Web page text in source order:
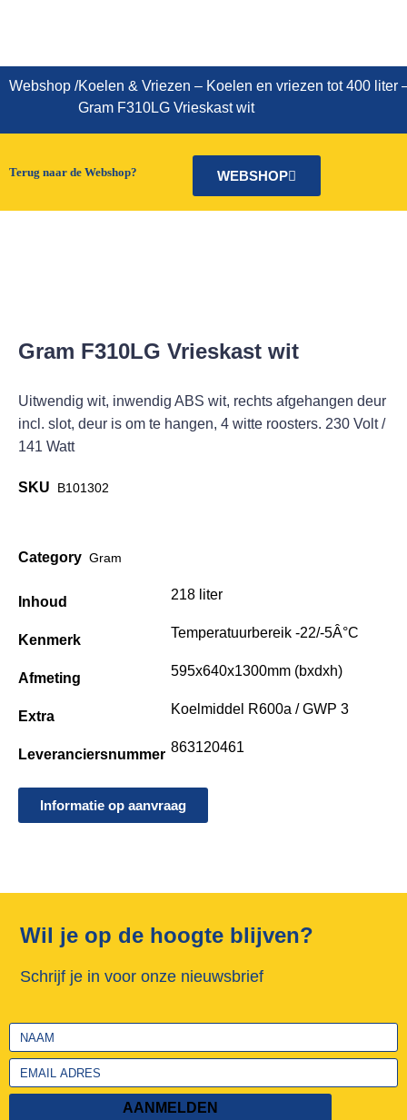
Webshop /Koelen & Vriezen – Koelen en vriezen tot 400 liter
Gram F310LG Vrieskast wit
Terug naar de Webshop? WEBSHOP
Gram F310LG Vrieskast wit
Uitwendig wit, inwendig ABS wit, rechts afgehangen deur
incl. slot, deur is om te hangen, 4 witte roosters. 230 Volt /
141 Watt
SKU B101302
Category Gram
Inhoud 218 liter
Kenmerk Temperatuurbereik -22/-5Â°C
Afmeting 595x640x1300mm (bxdxh)
Extra Koelmiddel R600a / GWP 3
Leveranciersnummer 863120461
Informatie op aanvraag
Wil je op de hoogte blijven?
Schrijf je in voor onze nieuwsbrief
AANMELDEN